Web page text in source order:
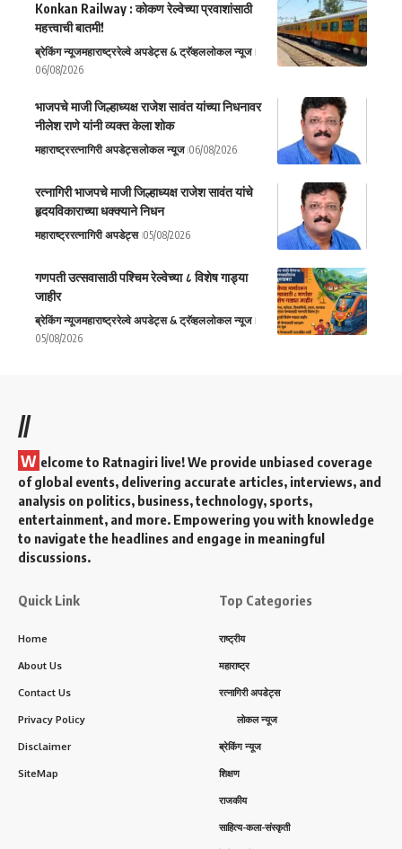
Konkan Railway : कोकण रेल्वेच्या प्रवाशांसाठी
महत्त्वाची बातमी!
ब्रेकिंग न्यूजमहाराष्ट्ररेल्वे अपडेट्स & ट्रॅव्हललोकल न्यूज
06/08/2026
भाजपचे माजी जिल्हाध्यक्ष राजेश सावंत यांच्या निधनावर
नीलेश राणे यांनी व्यक्त केला शोक
महाराष्ट्ररत्नागिरी अपडेट्सलोकल न्यूज 06/08/2026
रत्नागिरी भाजपचे माजी जिल्हाध्यक्ष राजेश सावंत यांचे
हृदयविकाराच्या धक्क्याने निधन
महाराष्ट्ररत्नागिरी अपडेट्स 05/08/2026
गणपती उत्सवासाठी पश्चिम रेल्वेच्या ८ विशेष गाड्या
जाहीर
ब्रेकिंग न्यूजमहाराष्ट्ररेल्वे अपडेट्स & ट्रॅव्हललोकल न्यूज
05/08/2026
//
W elcome to Ratnagiri live! We provide unbiased coverage
of global events, delivering accurate articles, interviews, and
analysis on politics, business, technology, sports,
entertainment, and more. Empowering you with knowledge
to navigate the headlines and engage in meaningful
discussions.
Quick Link
Home
About Us
Contact Us
Privacy Policy
Disclaimer
SiteMap
Top Categories
राष्ट्रीय
महाराष्ट्र
रत्नागिरी अपडेट्स
लोकल न्यूज
ब्रेकिंग न्यूज
शिक्षण
राजकीय
साहित्य-कला-संस्कृती